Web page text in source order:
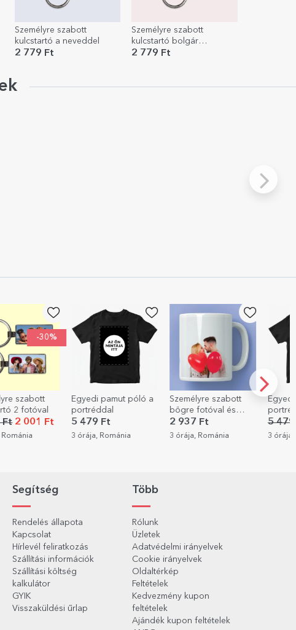
Személyre szabott
kulcstartó a neveddel
2 779 Ft
Személyre szabott
kulcstartó bolgár
rendszámmal
2 779 Ft
-30%
szabott
2 fotóval
Ft2 001 Ft
Egyedi pamut póló a
portréddal
5 479 Ft
3 órája, Románia
Személyre szabott
bögre fotóval és
szöveggel
2 937 Ft
3 órája, Románia
5
3 órája,
Segítség
Rendelés állapota
Kapcsolat
Hírlevél feliratkozás
Szállítási információk
Szállítási költség
kalkulátor
GYIK
Visszaküldési űrlap
Több
Rólunk
Üzletek
Adatvédelmi irányelvek
Cookie irányelvek
Oldaltérkép
Feltételek
Kedvezmény kupon
feltételek
Ajándék kupon feltételek